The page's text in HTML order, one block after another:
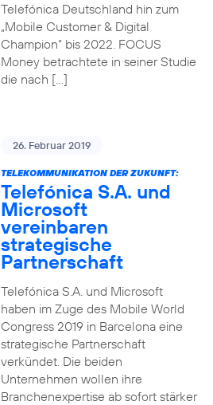
Telefónica Deutschland hin zum
„Mobile Customer & Digital
Champion“ bis 2022. FOCUS
Money betrachtete in seiner Studie
die nach […]
26. Februar 2019
TELEKOMMUNIKATION DER ZUKUNFT:
Telefónica S.A. und
Microsoft
vereinbaren
strategische
Partnerschaft
Telefónica S.A. und Microsoft
haben im Zuge des Mobile World
Congress 2019 in Barcelona eine
strategische Partnerschaft
verkündet. Die beiden
Unternehmen wollen ihre
Branchenexpertise ab sofort stärker